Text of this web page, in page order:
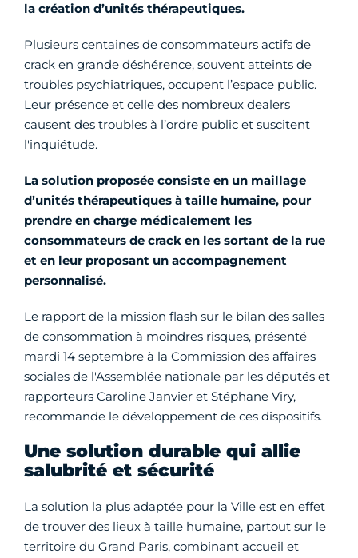
la création d’unités thérapeutiques.
Plusieurs centaines de consommateurs actifs de
crack en grande déshérence, souvent atteints de
troubles psychiatriques, occupent l’espace public.
Leur présence et celle des nombreux dealers
causent des troubles à l’ordre public et suscitent
l'inquiétude.
La solution proposée consiste en un maillage
d’unités thérapeutiques à taille humaine, pour
prendre en charge médicalement les
consommateurs de crack en les sortant de la rue
et en leur proposant un accompagnement
personnalisé.
Le rapport de la mission flash sur le bilan des salles
de consommation à moindres risques, présenté
mardi 14 septembre à la Commission des affaires
sociales de l'Assemblée nationale par les députés et
rapporteurs Caroline Janvier et Stéphane Viry,
recommande le développement de ces dispositifs.
Une solution durable qui allie
salubrité et sécurité
La solution la plus adaptée pour la Ville est en effet
de trouver des lieux à taille humaine, partout sur le
territoire du Grand Paris, combinant accueil et